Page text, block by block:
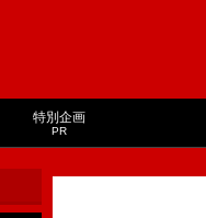
特別企画
PR